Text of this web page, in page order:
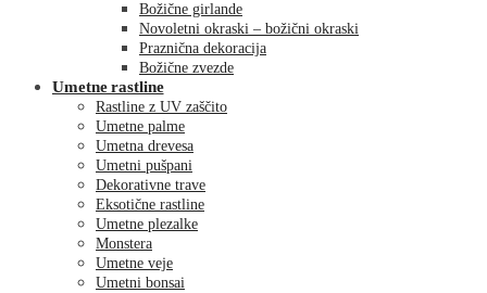
Božične girlande
Novoletni okraski – božični okraski
Praznična dekoracija
Božične zvezde
Umetne rastline
Rastline z UV zaščito
Umetne palme
Umetna drevesa
Umetni pušpani
Dekorativne trave
Eksotične rastline
Umetne plezalke
Monstera
Umetne veje
Umetni bonsai